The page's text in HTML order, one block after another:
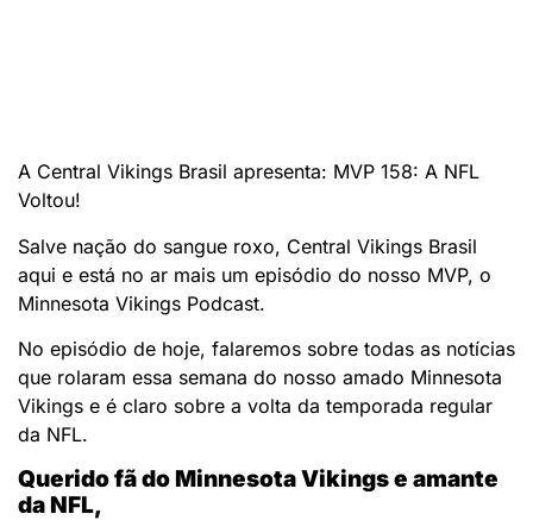
A Central Vikings Brasil apresenta: MVP 158: A NFL
Voltou!
Salve nação do sangue roxo, Central Vikings Brasil
aqui e está no ar mais um episódio do nosso MVP, o
Minnesota Vikings Podcast.
No episódio de hoje, falaremos sobre todas as notícias
que rolaram essa semana do nosso amado Minnesota
Vikings e é claro sobre a volta da temporada regular
da NFL.
Querido fã do Minnesota Vikings e amante
da NFL,